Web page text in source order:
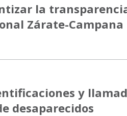
la
Zárate-Campana
y
desaparecidos